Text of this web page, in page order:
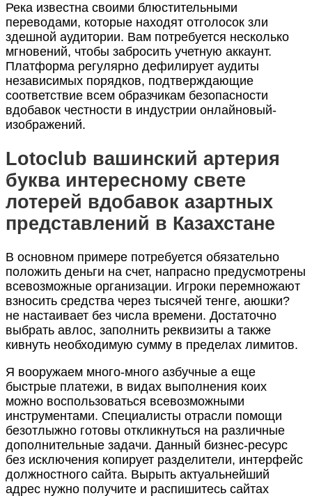
Река известна своими блюстительными
переводами, которые находят отголосок зли
здешной аудитории. Вам потребуется несколько
мгновений, чтобы забросить учетную аккаунт.
Платформа регулярно дефилирует аудиты
независимых порядков, подтверждающие
соответствие всем образчикам безопасности
вдобавок честности в индустрии онлайновый-
изображений.
Lotoclub вашинский артерия
буква интересному свете
лотерей вдобавок азартных
представлений в Казахстане
В основном примере потребуется обязательно
положить деньги на счет, напрасно предусмотрены
всевозможные организации. Игроки перемножают
взносить средства через тысячей тенге, аюшки?
не настаивает без числа времени. Достаточно
выбрать авлос, заполнить реквизиты а также
кивнуть необходимую сумму в пределах лимитов.
Я вооружаем много-много азбучные а еще
быстрые платежи, в видах выполнения коих
можно воспользоваться всевозможными
инструментами. Специалисты отрасли помощи
безотлыжно готовы откликнуться на различные
дополнительные задачи. Данный бизнес-ресурс
без исключения копирует разделители, интерфейс
должностного сайта. Вырыть актуальнейший
адрес нужно получите и распишитесь сайтах